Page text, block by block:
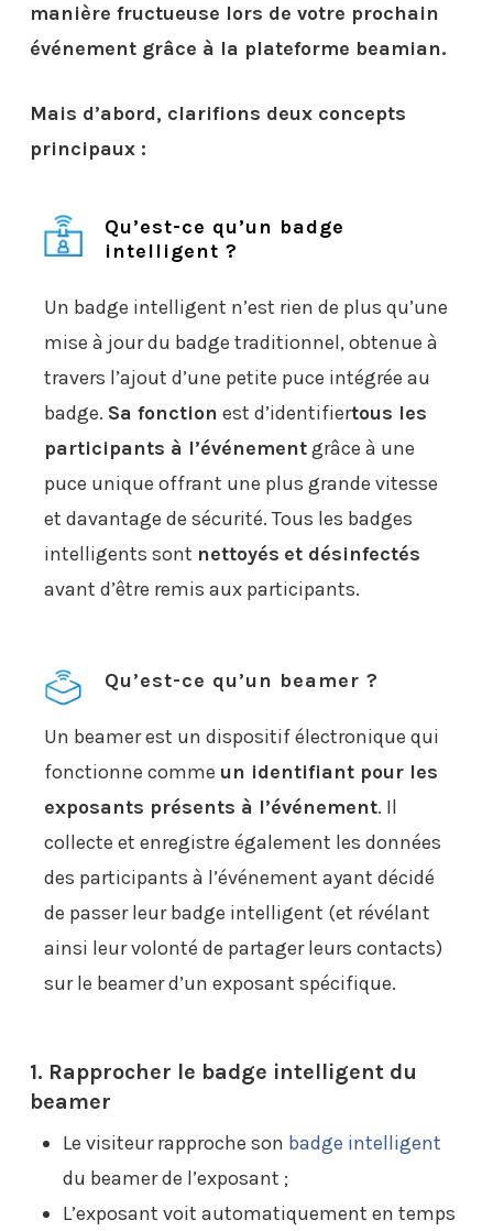
manière fructueuse lors de votre prochain
événement grâce à la plateforme beamian.
Mais d’abord, clarifions deux concepts
principaux :
Qu’est-ce qu’un badge
intelligent ?
Un badge intelligent n’est rien de plus qu’une
mise à jour du badge traditionnel, obtenue à
travers l’ajout d’une petite puce intégrée au
badge. Sa fonction est d’identifiertous les
participants à l’événementgrâce à une
puce unique offrant une plus grande vitesse
et davantage de sécurité. Tous les badges
intelligents sont nettoyés et désinfectés
avant d’être remis aux participants.
Qu’est-ce qu’un beamer ?
Un beamer est un dispositif électronique qui
fonctionne comme un identifiant pour les
exposants présents à l’événement. Il
collecte et enregistre également les données
des participants à l’événement ayant décidé
de passer leur badge intelligent (et révélant
ainsi leur volonté de partager leurs contacts)
sur le beamer d’un exposant spécifique.
1. Rapprocher le badge intelligent du
beamer
Le visiteur rapproche son badge intelligent
du beamer de l’exposant ;
L’exposant voit automatiquement en temps